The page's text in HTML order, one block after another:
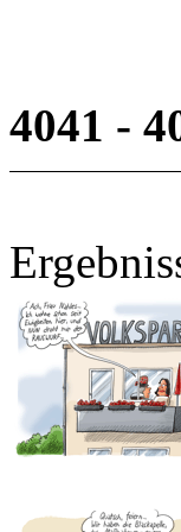
4041 -